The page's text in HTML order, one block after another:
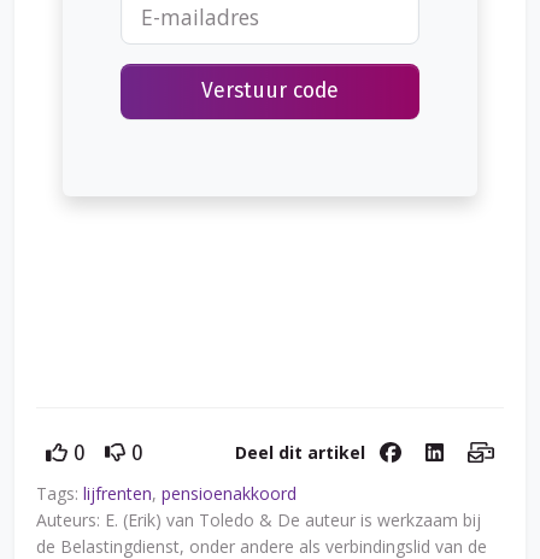
Verstuur code
0 0
Deel dit artikel
Tags: lijfrenten, pensioenakkoord
Auteurs: E. (Erik) van Toledo & De auteur is werkzaam bij
de Belastingdienst, onder andere als verbindingslid van de